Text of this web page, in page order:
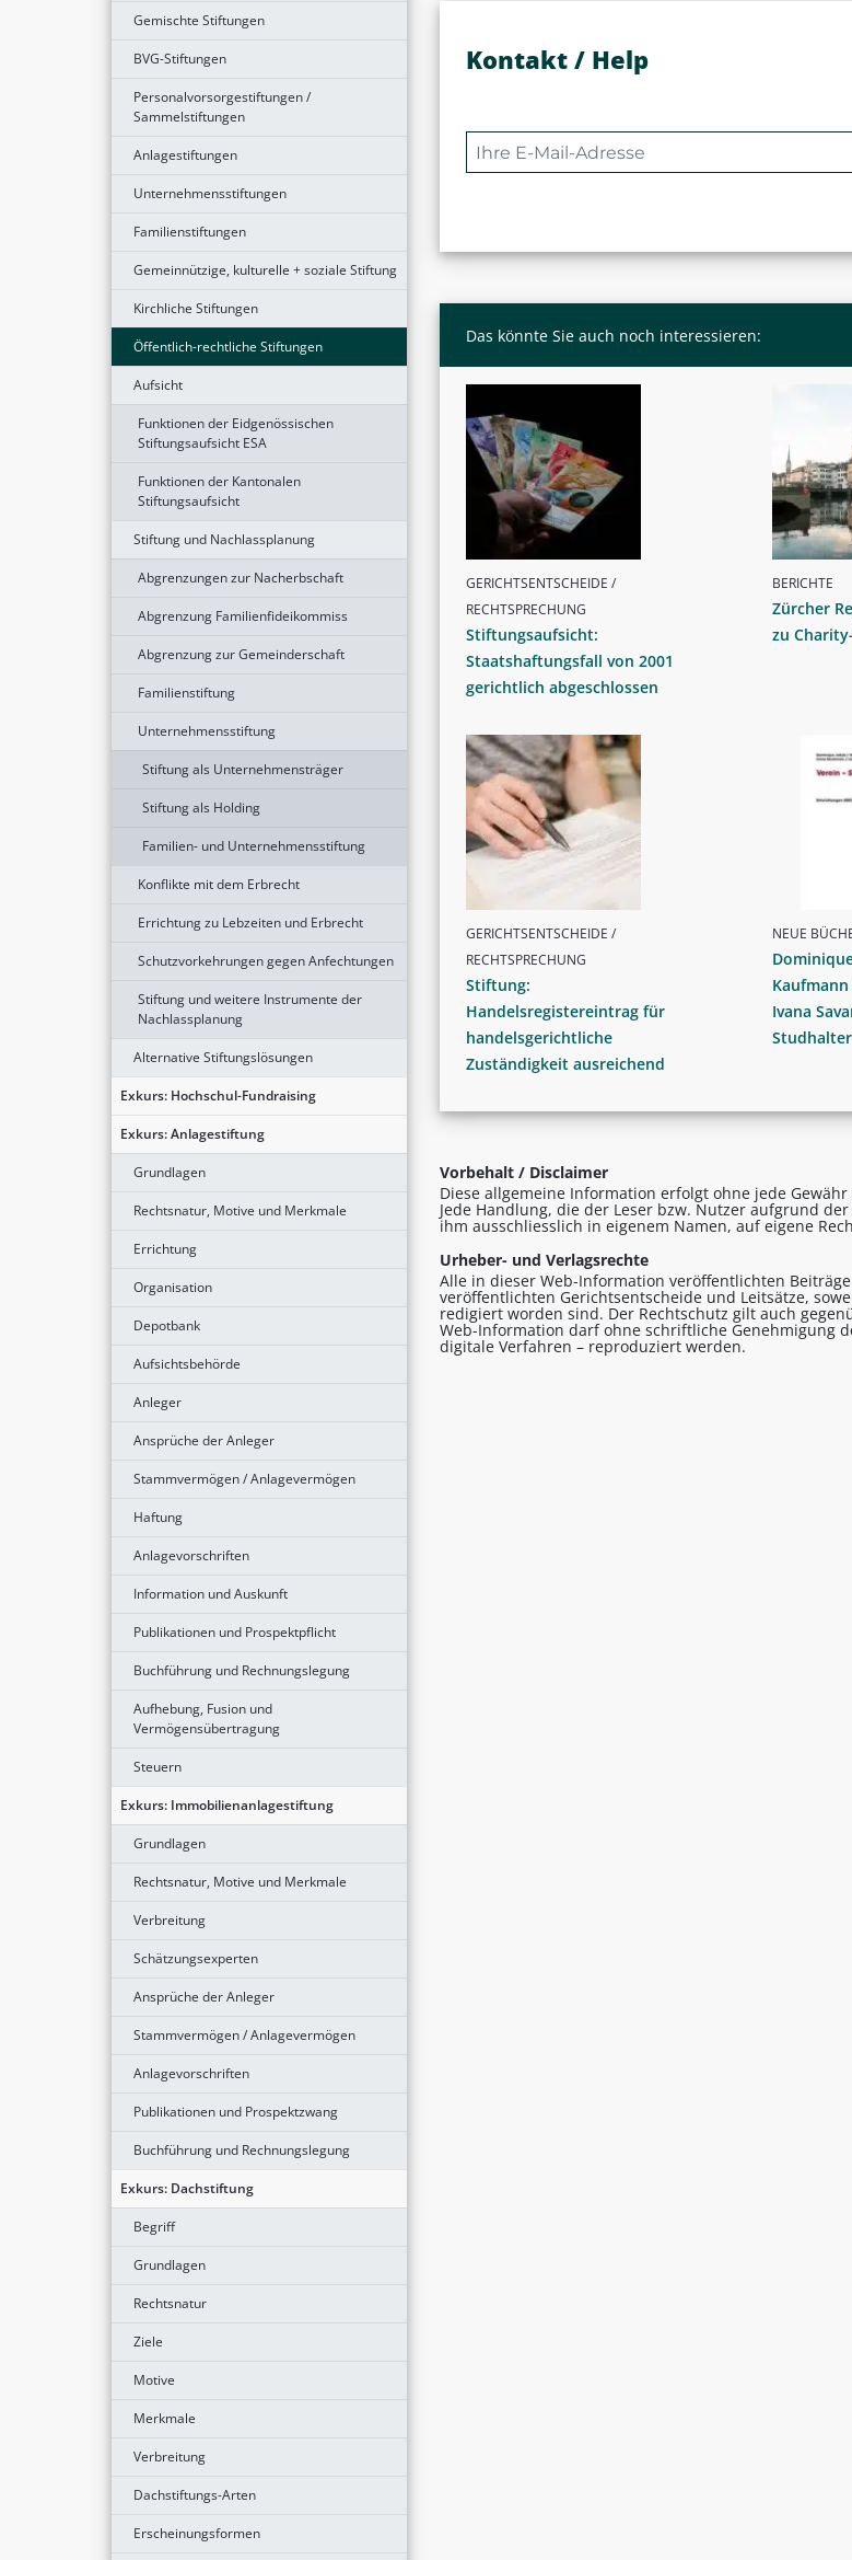
Gemischte Stiftungen
BVG-Stiftungen
Personalvorsorgestiftungen /
Sammelstiftungen
Anlagestiftungen
Unternehmensstiftungen
Familienstiftungen
Gemeinnützige, kulturelle + soziale Stiftung
Kirchliche Stiftungen
Öffentlich-rechtliche Stiftungen
Aufsicht
Funktionen der Eidgenössischen
Stiftungsaufsicht ESA
Funktionen der Kantonalen
Stiftungsaufsicht
Stiftung und Nachlassplanung
Abgrenzungen zur Nacherbschaft
Abgrenzung Familienfideikommiss
Abgrenzung zur Gemeinderschaft
Familienstiftung
Unternehmensstiftung
Stiftung als Unternehmensträger
Stiftung als Holding
Familien- und Unternehmensstiftung
Konflikte mit dem Erbrecht
Errichtung zu Lebzeiten und Erbrecht
Schutzvorkehrungen gegen Anfechtungen
Stiftung und weitere Instrumente der
Nachlassplanung
Alternative Stiftungslösungen
Exkurs: Hochschul-Fundraising
Exkurs: Anlagestiftung
Grundlagen
Rechtsnatur, Motive und Merkmale
Errichtung
Organisation
Depotbank
Aufsichtsbehörde
Anleger
Ansprüche der Anleger
Stammvermögen / Anlagevermögen
Haftung
Anlagevorschriften
Information und Auskunft
Publikationen und Prospektpflicht
Buchführung und Rechnungslegung
Aufhebung, Fusion und
Vermögensübertragung
Steuern
Exkurs: Immobilienanlagestiftung
Grundlagen
Rechtsnatur, Motive und Merkmale
Verbreitung
Schätzungsexperten
Ansprüche der Anleger
Stammvermögen / Anlagevermögen
Anlagevorschriften
Publikationen und Prospektzwang
Buchführung und Rechnungslegung
Exkurs: Dachstiftung
Begriff
Grundlagen
Rechtsnatur
Ziele
Motive
Merkmale
Verbreitung
Dachstiftungs-Arten
Erscheinungsformen
Kontakt / Help
Das könnte Sie auch noch interessieren:
GERICHTSENTSCHEIDE /
RECHTSPRECHUNG
Stiftungsaufsicht:
Staatshaftungsfall von 2001
gerichtlich abgeschlossen
BERICHTE
Zürcher
zu
GERICHTSENTSCHEIDE /
RECHTSPRECHUNG
Stiftung:
Handelsregistereintrag für
handelsgerichtliche
Zuständigkeit ausreichend
NEUE
Ivana
Vorbehalt / Disclaimer
Diese allgemeine Information erfolgt ohne jede
Jede Handlung, die der Leser bzw. Nutzer aufgrund
ihm ausschliesslich in eigenem Namen, auf eigene
Urheber- und Verlagsrechte
Alle in dieser Web-Information veröffentlichten
veröffentlichten Gerichtsentscheide und Leitsätze,
redigiert worden sind. Der Rechtschutz gilt auch
Web-Information darf ohne schriftliche Genehmigung
digitale Verfahren – reproduziert werden.